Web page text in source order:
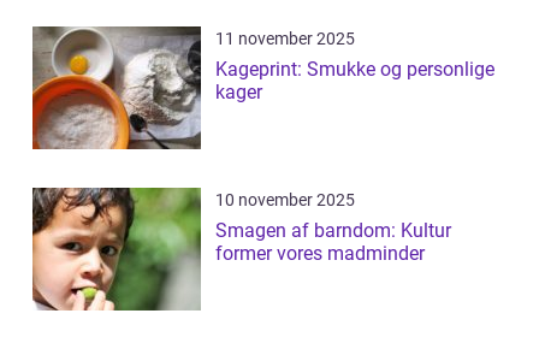
11 november 2025
Kageprint: Smukke og personlige
kager
10 november 2025
Smagen af barndom: Kultur
former vores madminder